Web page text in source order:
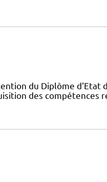
du Diplôme d'Etat
des